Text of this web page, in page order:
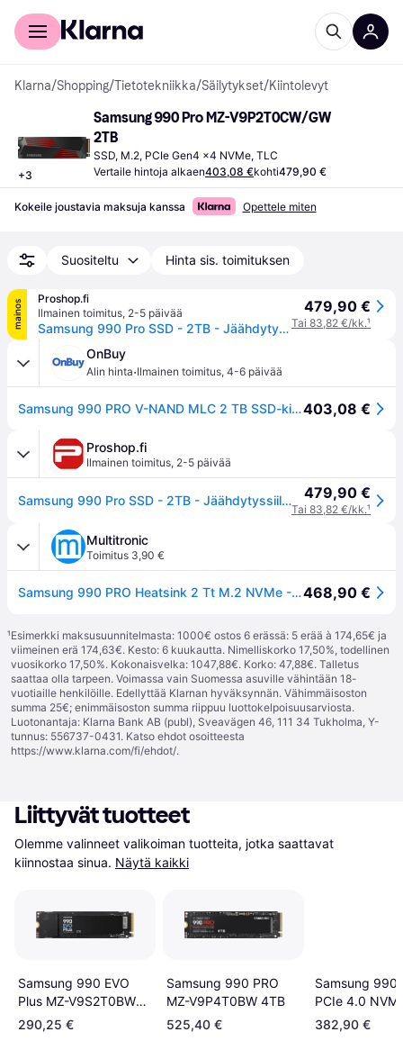
Kuluttajille
Klarna/Shopping/Tietotekniikka/Säilytykset/Kiintolevyt
+3
Samsung 990 Pro MZ-V9P2T0CW/GW
2TB
SSD, M.2, PCIe Gen4 x4 NVMe, TLC
Vertaile hintoja alkaen403,08 €kohti479,90 €
Kokeile joustavia maksuja kanssa Opettele miten
Suositeltu Hinta sis. toimituksen
mainos
Proshop.fi
Ilmainen toimitus, 2-5 päivää
Samsung 990 Pro SSD - 2TB - Jäähdytyssiilillä - M.2 2280 - PCIe 4.0
479,90 €
Tai 83,82 €/kk.¹
OnBuy
Alin hinta·Ilmainen toimitus, 4-6 päivää
Samsung 990 PRO V-NAND MLC 2 TB SSD-kiintolevy403,08 €
Proshop.fi
Ilmainen toimitus, 2-5 päivää
Samsung 990 Pro SSD - 2TB - Jäähdytyssiilillä - M.2 2280 - PCIe 4.0 479,90 €
Tai 83,82 €/kk.¹
Multitronic
Toimitus 3,90 €
Samsung 990 PRO Heatsink 2 Tt M.2 NVMe -SSD-levy468,90 €
¹Esimerkki maksusuunnitelmasta: 1000€ ostos 6 erässä: 5 erää à 174,65€ ja
viimeinen erä 174,63€. Kesto: 6 kuukautta. Nimelliskorko 17,50%, todellinen
vuosikorko 17,50%. Kokonaisvelka: 1047,88€. Korko: 47,88€. Talletus
saattaa olla tarpeen. Voimassa vain Suomessa asuville vähintään 18-
vuotiaille henkilöille. Edellyttää Klarnan hyväksynnän. Vähimmäisoston
summa 25€; enimmäisoston summa riippuu luottokelpoisuusarviosta.
Luotonantaja: Klarna Bank AB (publ), Sveavägen 46, 111 34 Tukholma, Y-
tunnus: 556737-0431. Katso ehdot osoitteesta
https://www.klarna.com/fi/ehdot/.
Liittyvät tuotteet
Olemme valinneet valikoiman tuotteita, jotka saattavat
kiinnostaa sinua. Näytä kaikki
Samsung 990 EVO
Plus MZ-V9S2T0BW
2TB
290,25 €
Samsung 990 PRO
MZ-V9P4T0BW 4TB
525,40 €
Samsung 990
PCIe 4.0
SSD 2TB
382,90 €